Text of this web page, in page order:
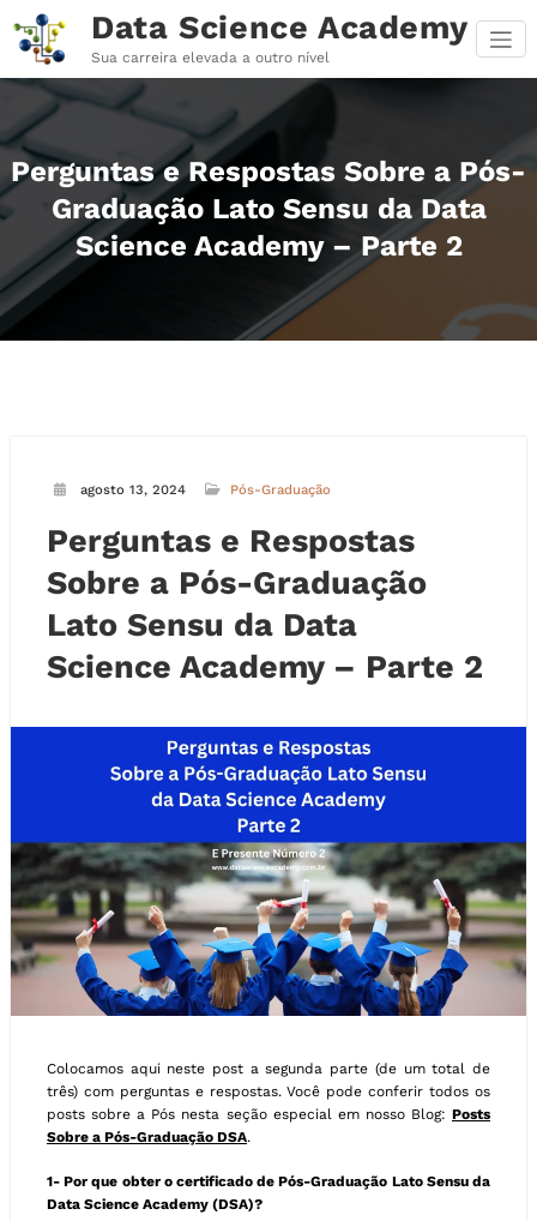
para
conteúdo
Data Science Academy
Sua carreira elevada a outro nível
Perguntas e Respostas Sobre a Pós-
Graduação Lato Sensu da Data
Science Academy – Parte 2
agosto 13, 2024 Pós-Graduação
Perguntas e Respostas
Sobre a Pós-Graduação
Lato Sensu da Data
Science Academy – Parte 2
Colocamos aqui neste post a segunda parte (de um total de
três) com perguntas e respostas. Você pode conferir todos os
posts sobre a Pós nesta seção especial em nosso Blog: Posts
Sobre a Pós-Graduação DSA.
1- Por que obter o certificado de Pós-Graduação Lato Sensu da
Data Science Academy (DSA)?